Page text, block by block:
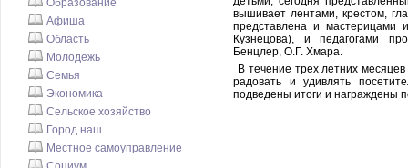
Образование
Афиша
Область
Молодежь
Семья
Экономика
Сельское хозяйство
Город наш
Местное самоуправление
вышивает лентами, крестом,
представлена и
Кузнецова), и педагогами
Бенцлер, О.Г. Хмара.
В течение трех летних
радовать и удивлять
подведены итоги и награждены